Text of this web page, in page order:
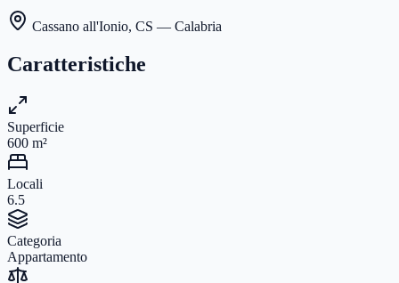
Cassano all'Ionio, CS — Calabria
Caratteristiche
Superficie
600 m²
Locali
6.5
Categoria
Appartamento